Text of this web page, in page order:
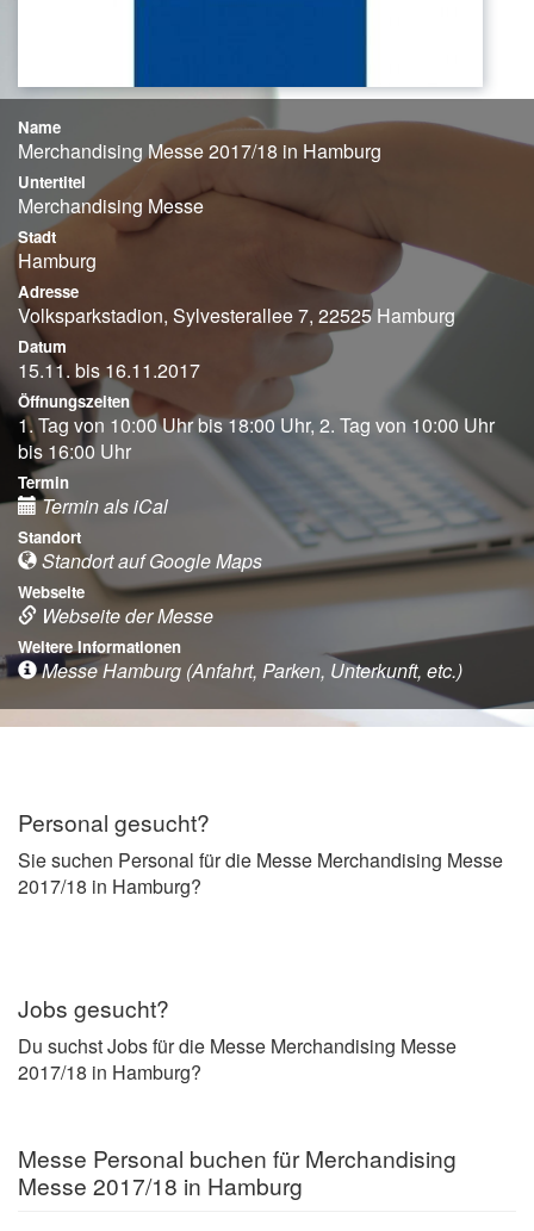
Name
Merchandising Messe 2017/18 in Hamburg
Untertitel
Merchandising Messe
Stadt
Hamburg
Adresse
Volksparkstadion, Sylvesterallee 7, 22525 Hamburg
Datum
15.11. bis 16.11.2017
Öffnungszeiten
1. Tag von 10:00 Uhr bis 18:00 Uhr, 2. Tag von 10:00 Uhr
bis 16:00 Uhr
Termin
Termin als iCal
Standort
Standort auf Google Maps
Webseite
Webseite der Messe
Weitere Informationen
Messe Hamburg (Anfahrt, Parken, Unterkunft, etc.)
Personal gesucht?
Sie suchen Personal für die Messe Merchandising Messe
2017/18 in Hamburg?
Jobs gesucht?
Du suchst Jobs für die Messe Merchandising Messe
2017/18 in Hamburg?
Messe Personal buchen für Merchandising
Messe 2017/18 in Hamburg